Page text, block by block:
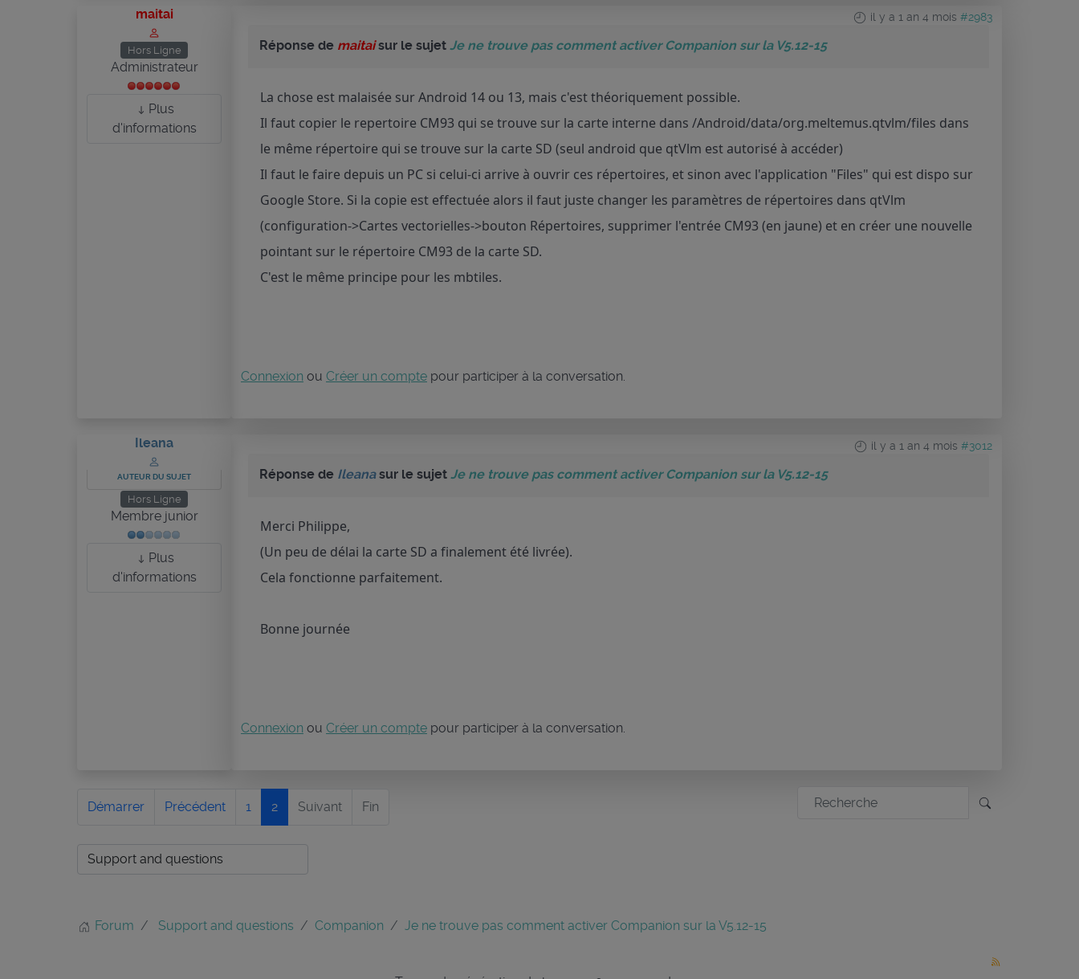
maitai
Hors Ligne
Administrateur
Plus
d'informations
il y a 1 an 4 mois #2983
Réponse de maitaisur le sujet Je ne trouve pas comment activer Companion sur la V5.12-15
La chose est malaisée sur Android 14 ou 13, mais c'est théoriquement possible.
Il faut copier le repertoire CM93 qui se trouve sur la carte interne dans /Android/data/org.meltemus.qtvlm/files dans
le même répertoire qui se trouve sur la carte SD (seul android que qtVlm est autorisé à accéder)
Il faut le faire depuis un PC si celui-ci arrive à ouvrir ces répertoires, et sinon avec l'application "Files" qui est dispo sur
Google Store. Si la copie est effectuée alors il faut juste changer les paramètres de répertoires dans qtVlm
(configuration->Cartes vectorielles->bouton Répertoires, supprimer l'entrée CM93 (en jaune) et en créer une nouvelle
pointant sur le répertoire CM93 de la carte SD.
C'est le même principe pour les mbtiles.
Connexion ou Créer un compte pour participer à la conversation.
Ileana
AUTEUR DU SUJET
Hors Ligne
Membre junior
Plus
d'informations
il y a 1 an 4 mois #3012
Réponse de Ileanasur le sujet Je ne trouve pas comment activer Companion sur la V5.12-15
Merci Philippe,
(Un peu de délai la carte SD a finalement été livrée).
Cela fonctionne parfaitement.
Bonne journée
Connexion ou Créer un compte pour participer à la conversation.
Démarrer Précédent 1 2 Suivant Fin
Forum Support and questions Companion Je ne trouve pas comment activer Companion sur la V5.12-15